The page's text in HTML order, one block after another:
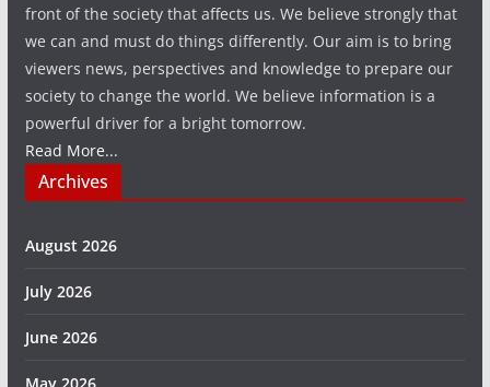
front of the society that affects us. We believe strongly that
we can and must do things differently. Our aim is to bring
viewers news, perspectives and knowledge to prepare our
society to change the world. We believe information is a
powerful driver for a bright tomorrow.
Read More...
Archives
August 2026
July 2026
June 2026
May 2026